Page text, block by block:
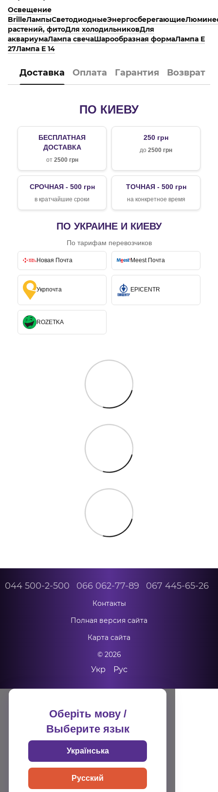
Освещение
BrilleЛампыСветодиодныеЭнергосберегающие
растений, фитоДля холодильниковДля
аквариумаЛампа свечаШарообразная формаЛампа E
27Лампа E 14
Доставка Оплата Гарантия Возврат
ПО КИЕВУ
БЕСПЛАТНАЯ
ДОСТАВКА
от 2500 грн
250 грн
до 2500 грн
СРОЧНАЯ - 500 грн
в кратчайшие сроки
ТОЧНАЯ - 500 грн
на конкретное время
ПО УКРАИНЕ И КИЕВУ
По тарифам перевозчиков
Новая Почта Meest Почта
Укрпочта EPICENTR
ROZETKA
044 500-2-500 066 062-77-89 067 445-65-26
Контакты
Полная версия сайта
Карта сайта
© 2026
Укр Рус
Оберіть мову /
Выберите язык
Українська
Русский